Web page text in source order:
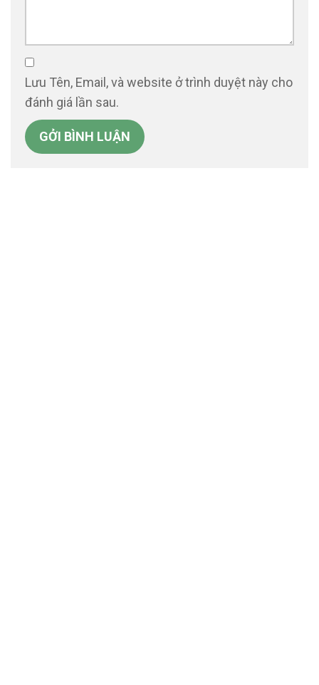
Lưu Tên, Email, và website ở trình duyệt này cho
đánh giá lần sau.